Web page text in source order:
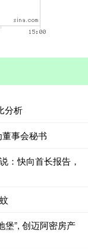
分析
事会秘书
：快向首长报告，
堡”, 创迈阿密房产